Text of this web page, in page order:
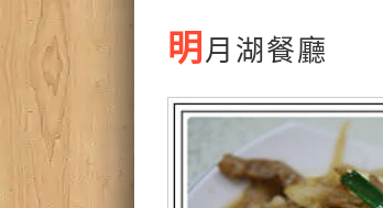
明 月湖餐廳